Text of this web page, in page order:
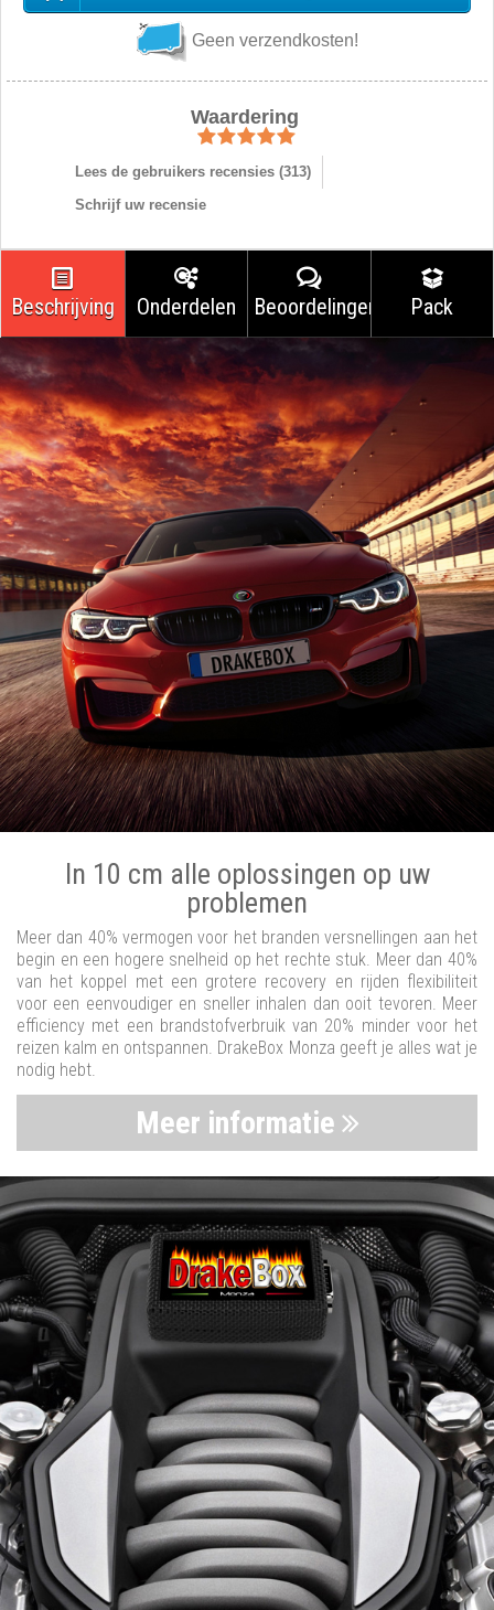
Geen verzendkosten!
Waardering
Lees de gebruikers recensies (313)
Schrijf uw recensie
Beschrijving Onderdelen Beoordelingen Pack
In 10 cm alle oplossingen op uw
problemen
Meer dan 40% vermogen voor het branden versnellingen aan het
begin en een hogere snelheid op het rechte stuk. Meer dan 40%
van het koppel met een grotere recovery en rijden flexibiliteit
voor een eenvoudiger en sneller inhalen dan ooit tevoren. Meer
efficiency met een brandstofverbruik van 20% minder voor het
reizen kalm en ontspannen. DrakeBox Monza geeft je alles wat je
nodig hebt.
Meer informatie